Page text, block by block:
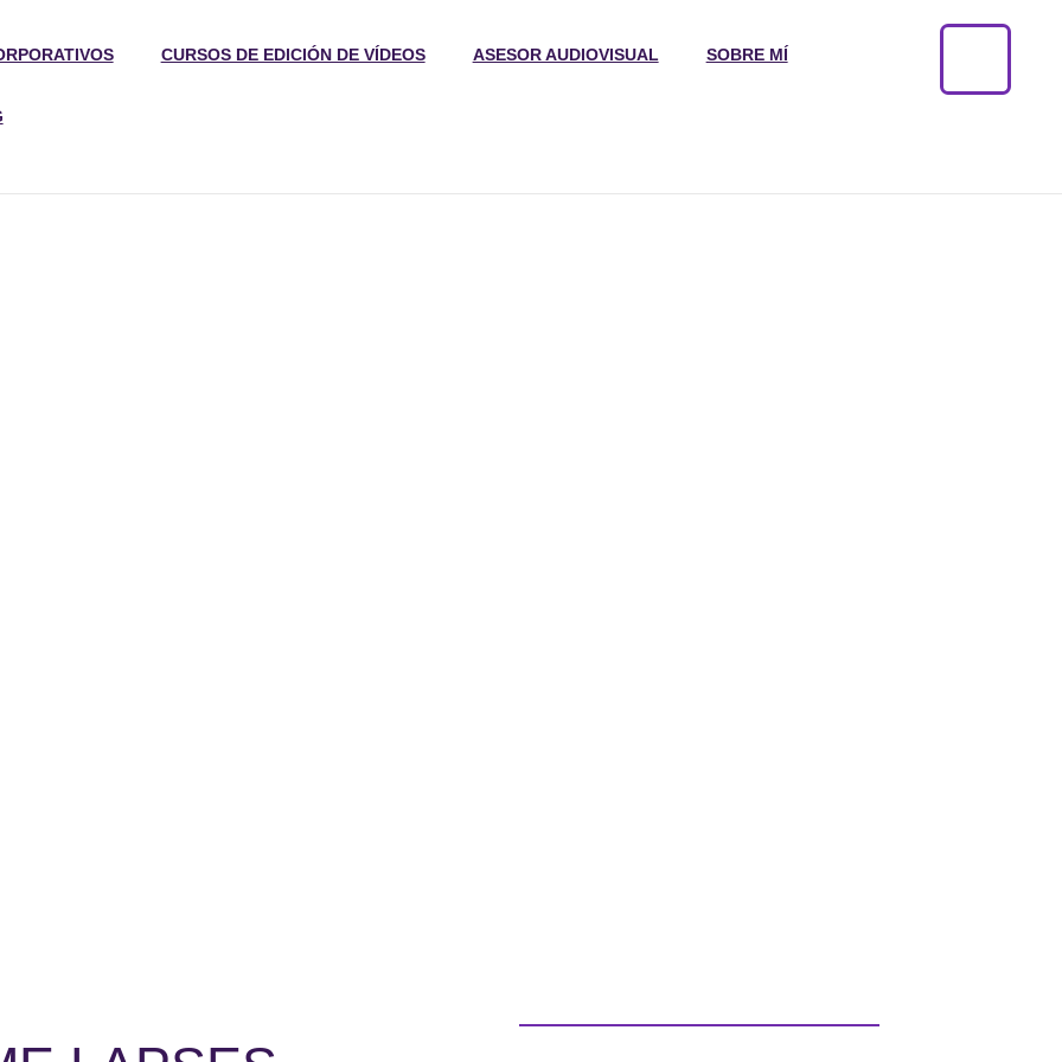
CURSOS DE EDICIÓN DE VÍDEOS ASESOR AUDIOVISUAL SOBRE MÍ